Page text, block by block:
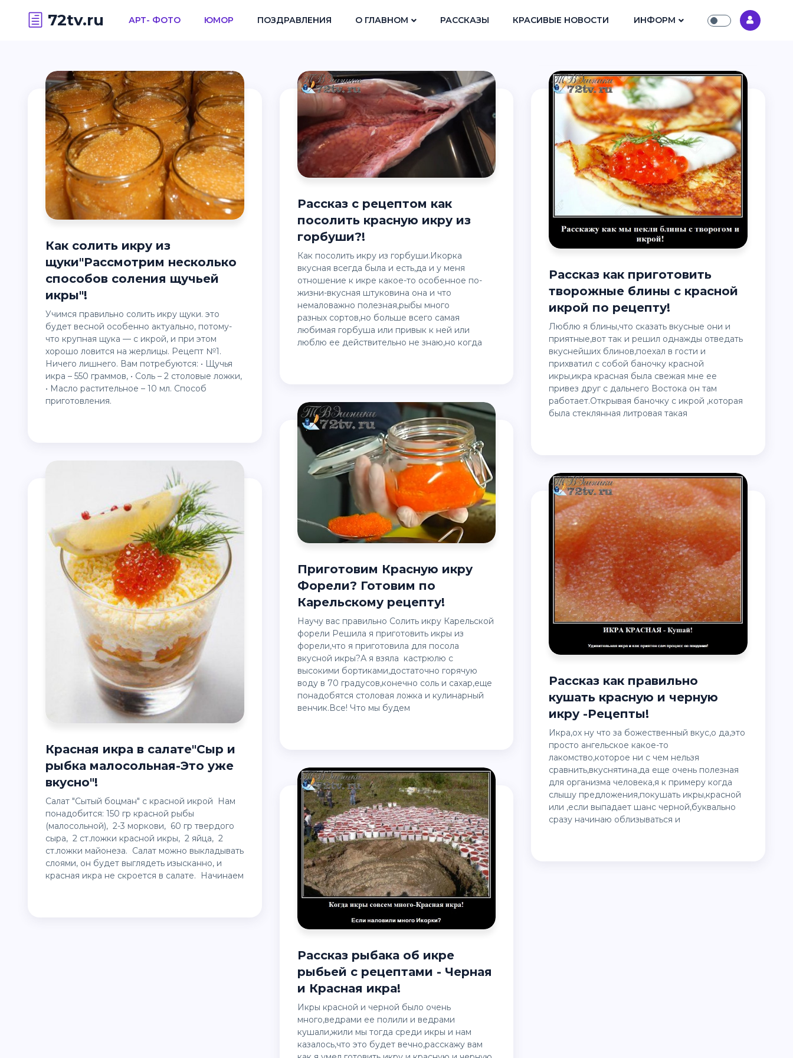
72tv.ru АРТ- ФОТО ЮМОР ПОЗДРАВЛЕНИЯ О ГЛАВНОМ РАССКАЗЫ КРАСИВЫЕ НОВОСТИ ИНФОРМ
Как солить икру из
щуки"Рассмотрим несколько
способов соления щучьей
икры"!
Учимся правильно солить икру щуки. это
будет весной особенно актуально, потому-
что крупная щука — с икрой, и при этом
хорошо ловится на жерлицы. Рецепт №1.
Ничего лишнего. Вам потребуются: • Щучья
икра – 550 граммов, • Соль – 2 столовые ложки,
• Масло растительное – 10 мл. Способ
приготовления.
Красная икра в салате"Сыр и
рыбка малосольная-Это уже
вкусно"!
Салат "Сытый боцман" с красной икрой Нам
понадобится: 150 гр красной рыбы
(малосольной), 2-3 моркови, 60 гр твердого
сыра, 2 ст.ложки красной икры, 2 яйца, 2
ст.ложки майонеза. Салат можно выкладывать
слоями, он будет выглядеть изысканно, и
красная икра не скроется в салате. Начинаем
Рассказ с рецептом как
посолить красную икру из
горбуши?!
Как посолить икру из горбуши.Икорка
вкусная всегда была и есть,да и у меня
отношение к икре какое-то особенное по-
жизни-вкусная штуковина она и что
немаловажно полезная,рыбы много
разных сортов,но больше всего самая
любимая горбуша или привык к ней или
люблю ее действительно не знаю,но когда
Приготовим Красную икру
Форели? Готовим по
Карельскому рецепту!
Научу вас правильно Солить икру Карельской
форели Решила я приготовить икры из
форели,что я приготовила для посола
вкусной икры?А я взяла кастрюлю с
высокими бортиками,достаточно горячую
воду в 70 градусов,конечно соль и сахар,еще
понадобятся столовая ложка и кулинарный
венчик.Все! Что мы будем
Рассказ рыбака об икре
рыбьей с рецептами - Черная
и Красная икра!
Икры красной и черной было очень
много,ведрами ее полили и ведрами
кушали,жили мы тогда среди икры и нам
казалось,что это будет вечно,расскажу вам
Рассказ как приготовить
творожные блины с красной
икрой по рецепту!
Люблю я блины,что сказать вкусные они и
приятные,вот так и решил однажды отведать
вкуснейших блинов,поехал в гости и
прихватил с собой баночку красной
икры,икра красная была свежая мне ее
привез друг с дальнего Востока он там
работает.Открывая баночку с икрой ,которая
была стеклянная литровая такая
Рассказ как правильно
кушать красную и черную
икру -Рецепты!
Икра,ох ну что за божественный вкус,о да,это
просто ангельское какое-то
лакомство,которое ни с чем нельзя
сравнить,вкуснятина,да еще очень полезная
для организма человека,я к примеру когда
слышу предложения,покушать икры,красной
или ,если выпадает шанс черной,буквально
сразу начинаю облизываться и